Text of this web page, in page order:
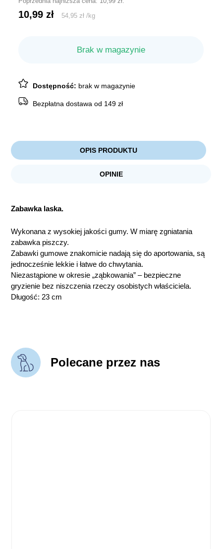
10,99zł 54,95zł /kg
Brak w magazynie
Dostępność: brak w magazynie
Bezpłatna dostawa od 149 zł
OPIS PRODUKTU
OPINIE
Zabawka laska.
Wykonana z wysokiej jakości gumy. W miarę zgniatania
zabawka piszczy.
Zabawki gumowe znakomicie nadają się do aportowania, są
jednocześnie lekkie i łatwe do chwytania.
Niezastąpione w okresie „ząbkowania” – bezpieczne
gryzienie bez niszczenia rzeczy osobistych właściciela.
Długość: 23 cm
Polecane przez nas